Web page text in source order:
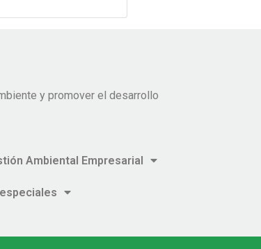
y promover el desarrollo
Ambiental Empresarial